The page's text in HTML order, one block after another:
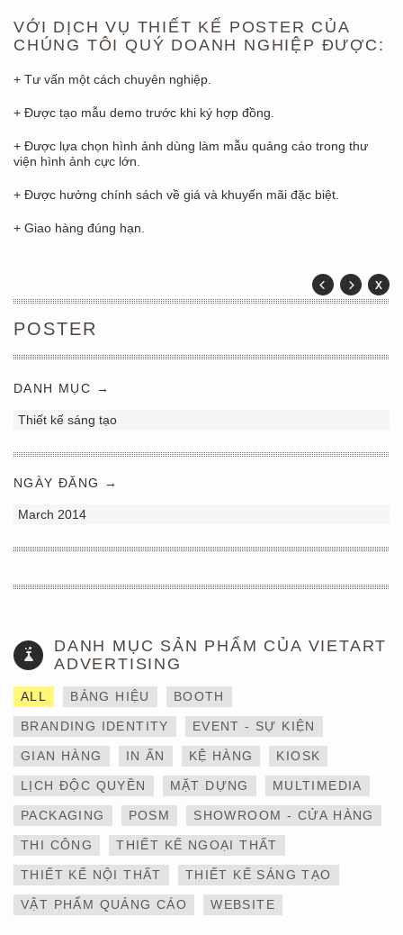
VỚI DỊCH VỤ THIẾT KẾ POSTER CỦA
CHÚNG TÔI QUÝ DOANH NGHIỆP ĐƯỢC:
+ Tư vấn một cách chuyên nghiệp.
+ Được tạo mẫu demo trước khi ký hợp đồng.
+ Được lựa chọn hình ảnh dùng làm mẫu quảng cáo trong thư
viện hình ảnh cực lớn.
+ Được hưởng chính sách về giá và khuyến mãi đặc biệt.
+ Giao hàng đúng hạn.
POSTER
DANH MỤC →
Thiết kế sáng tạo
NGÀY ĐĂNG →
March 2014
DANH MỤC SẢN PHẨM CỦA VIETART
ADVERTISING
ALL BẢNG HIỆU BOOTH
BRANDING IDENTITY EVENT - SỰ KIỆN
GIAN HÀNG IN ẤN KỆ HÀNG KIOSK
LỊCH ĐỘC QUYỀN MẶT DỰNG MULTIMEDIA
PACKAGING POSM SHOWROOM - CỬA HÀNG
THI CÔNG THIẾT KẾ NGOẠI THẤT
THIẾT KẾ NỘI THẤT THIẾT KẾ SÁNG TẠO
VẬT PHẨM QUẢNG CÁO WEBSITE
THIẾT KẾ VÀ THI CÔNG
GIAN HÀNG 6×9 TẠI
TRIỂN LÃM IBTE 2024 –
TỐI ƯU KHÔNG GIAN,
GIA TĂNG GIÁ TRỊ
THƯƠNG HIỆU